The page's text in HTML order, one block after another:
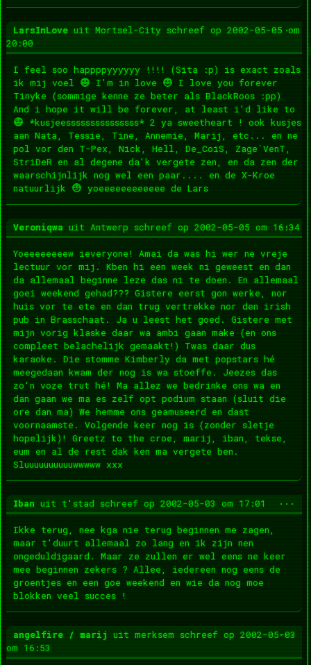
LarsInLove uit Mortsel-City schreef op 2002-05-05 om
20:00
I feel soo happppyyyyyy !!!! (Sita :p) is exact zoals
ik mij voel
I'm in love
I love you forever
Tinyke (sommige kenne ze beter als BlackRoos :pp)
And i hope it will be forever, at least i'd like to
*kusjeesssssssssssssss* 2 ya sweetheart ! ook kusjes
aan Nata, Tessie, Tine, Annemie, Marij, etc... en ne
pol vor den T-Pex, Nick, Hell, De_CoiS, Zage`VenT,
StriDeR en al degene da'k vergete zen, en da zen der
waarschijnlijk nog wel een paar.... en de X-Kroe
natuurlijk
yoeeeeeeeeeeee de Lars
...
Veroniqwa uit Antwerp schreef op 2002-05-05 om 16:34
Yoeeeeeeeew ieveryone! Amai da was hi wer ne vreje
lectuur vor mij. Kben hi een week ni geweest en dan
da allemaal beginne leze das ni te doen. En allemaal
goei weekend gehad??? Gistere eerst gon werke, nor
huis vor te ete en dan trug vertrekke nor den irish
pub in Brasschaat. Ja u leest het goed. Gistere met
mijn vorig klaske daar wa ambi gaan make (en ons
compleet belachelijk gemaakt!) Twas daar dus
karaoke. Die stomme Kimberly da met popstars hé
meegedaan kwam der nog is wa stoeffe. Jeezes das
zo'n voze trut hé! Ma allez we bedrinke ons wa en
dan gaan we ma es zelf opt podium staan (sluit die
ore dan ma) We hemme ons geamuseerd en dast
voornaamste. Volgende keer nog is (zonder sletje
hopelijk)! Greetz to the croe, marij, iban, tekse,
eum en al de rest dak ken ma vergete ben.
Sluuuuuuuuuuwwwww xxx
...
Iban uit t'stad schreef op 2002-05-03 om 17:01
Ikke terug, nee kga nie terug beginnen me zagen,
maar t'duurt allemaal zo lang en ik zijn nen
ongeduldigaard. Maar ze zullen er wel eens ne keer
mee beginnen zekers ? Allee, iedereen nog eens de
groentjes en een goe weekend en wie da nog moe
blokken veel succes !
...
angelfire / marij uit merksem schreef op 2002-05-03
om 16:53
...